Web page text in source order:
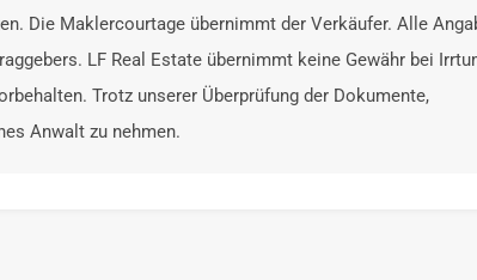
Die Maklercourtage übernimmt der Verkäufer. Alle
LF Real Estate übernimmt keine Gewähr bei
Trotz unserer Überprüfung der Dokumente,
Anwalt zu nehmen.